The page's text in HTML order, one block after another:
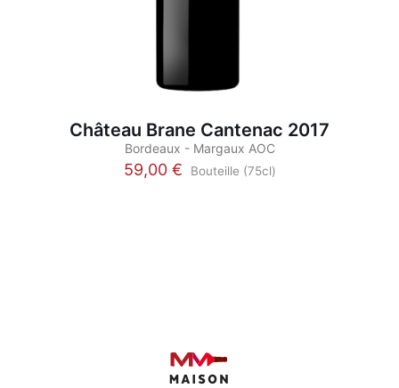
Château Brane Cantenac 2017
Bordeaux - Margaux AOC
59,00 €
Bouteille (75cl)
sur
la